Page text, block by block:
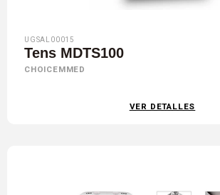
UGSAL00015
Tens MDTS100
CHOICEMMED
VER DETALLES